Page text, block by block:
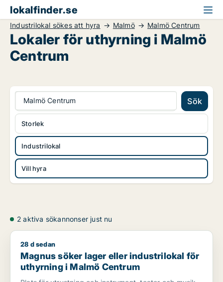
lokalfinder.se
Industrilokal sökes att hyra Malmö Malmö Centrum
Lokaler för uthyrning i Malmö
Centrum
Malmö Centrum Sök
Industrilokal
Vill hyra
Storlek
2 aktiva sökannonser just nu
Magnus söker lager eller industrilokal för uthyrning i Malmö
28 d sedan
Magnus söker lager eller industrilokal för
uthyrning i Malmö Centrum